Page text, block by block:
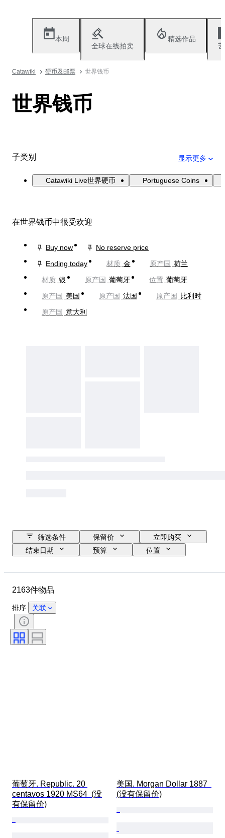
本周
全球在线拍卖
精选作品
Catawiki 硬币及邮票 世界钱币
世界钱币
子类别 显示更多
Catawiki Live世界硬币 Portuguese Coins
在世界钱币中很受欢迎
Buy now
No reserve price
Ending today
材质 金 原产国 荷兰
材质 银 原产国 葡萄牙 位置 葡萄牙
原产国 美国 原产国 法国 原产国
比利时
原产国 意大利
筛选条件 保留价
立即购买
结束日期
预算
位置
货币
统治者/时代
2163件物品
排序 关联
葡萄牙. Republic. 20
centavos 1920 MS64  (没
有保留价)
美国. Morgan Dollar 1887
(没有保留价)